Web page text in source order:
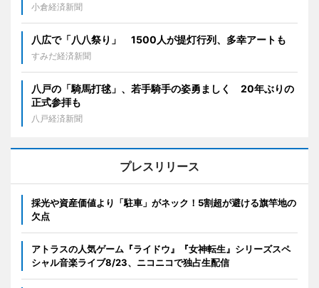
小倉経済新聞
八広で「八八祭り」 1500人が提灯行列、多幸アートも
すみだ経済新聞
八戸の「騎馬打毬」、若手騎手の姿勇ましく 20年ぶりの
正式参拝も
八戸経済新聞
プレスリリース
採光や資産価値より「駐車」がネック！5割超が避ける旗竿地の
欠点
アトラスの人気ゲーム『ライドウ』『女神転生』シリーズスペ
シャル音楽ライブ8/23、ニコニコで独占生配信